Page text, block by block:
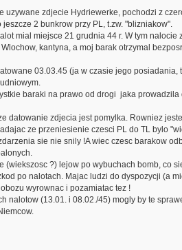
uzywane zdjecie Hydriewerke, pochodzi z
2 bunkrow przy PL, t.zw. "blizniakow".
mial miejsce 21 grudnia 44 r. W tym nalocie
kantyna, a moj barak otrzymal
03.03.45 (ja w czasie jego posiadania,
baraki na prawo od drogi jaka
datowanie zdjecia jest pomylka. Rowniez
ze przeniesienie czesci PL do TL bylo
sie nie snily !A wiec czesc barakow
(wiekszosc ?) lejow po wybuchach bomb, co
po nalotach. Majac ludzi do dyspozycji (a
wyrownac i pozamiatac tez !
nalotow (13.01. i 08.02./45) mogly by te